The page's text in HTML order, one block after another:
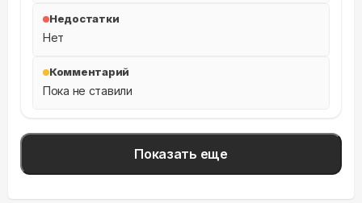
Недостатки
Нет
Комментарий
Пока не ставили
Показать еще